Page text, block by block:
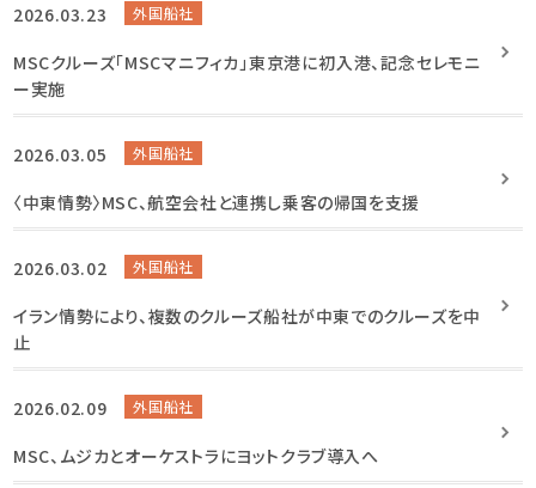
2026.03.23 外国船社
MSCクルーズ「MSCマニフィカ」東京港に初入港、記念セレモニ
ー実施
2026.03.05 外国船社
〈中東情勢〉MSC、航空会社と連携し乗客の帰国を支援
2026.03.02 外国船社
イラン情勢により、複数のクルーズ船社が中東でのクルーズを中
止
2026.02.09 外国船社
MSC、ムジカとオーケストラにヨットクラブ導入へ